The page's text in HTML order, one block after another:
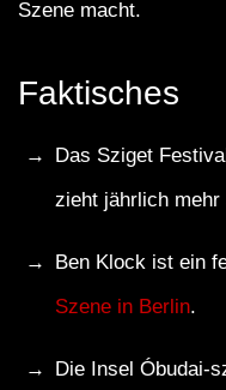
Szene macht.
Faktisches
Das Sziget
zieht jährlich mehr
Ben Klock ist ein
Szene in Berlin.
Die Insel Óbudai-